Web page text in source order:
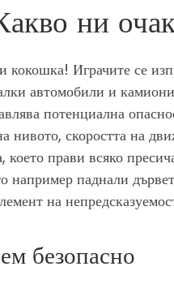
ни
кокошка! Играчите се
автомобили и
потенциална
нивото, скоростта на
което прави всяко
например паднали
на
безопасно